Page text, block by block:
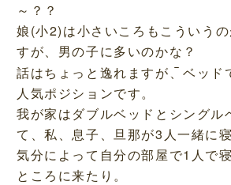
～？？
娘(小2)は小さいころもこういう
すが、男の子に多いのかな？
話はちょっと逸れますが、ベッド
人気ポジションです。
我が家はダブルベッドとシングル
て、私、息子、旦那が3人一緒に
気分によって自分の部屋で1人で
ところに来たり。